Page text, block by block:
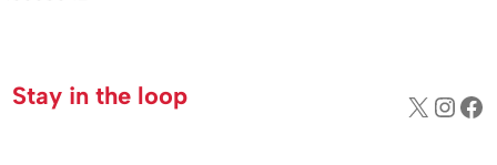
Stay in the loop